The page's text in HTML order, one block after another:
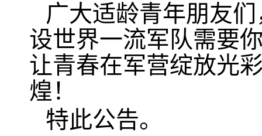
广大适龄青年朋友
设世界一流军队需要
让青春在军营绽放光
煌！
特此公告。